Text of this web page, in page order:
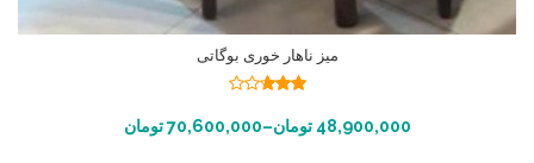
میز ناهار خوری بوگاتی
از 5
48,900,000 تومان–
70,600,000 تومان انتخاب گزینه ها